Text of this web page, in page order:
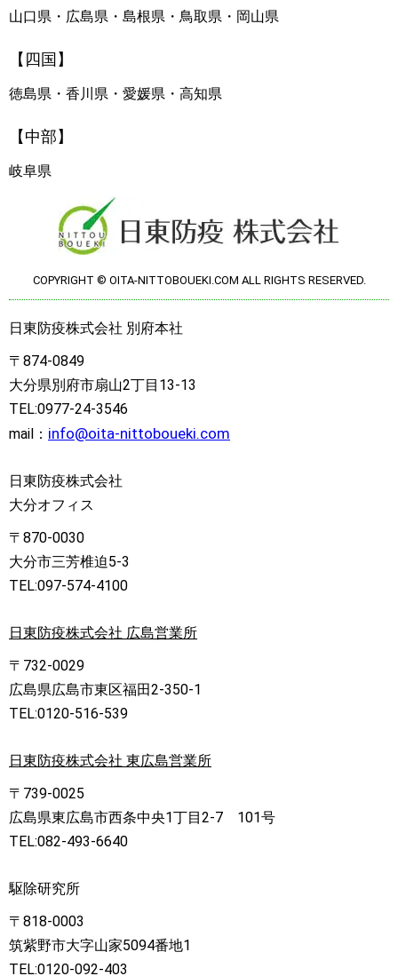
山口県・広島県・島根県・鳥取県・岡山県
【四国】
徳島県・香川県・愛媛県・高知県
【中部】
岐阜県
COPYRIGHT © OITA-NITTOBOUEKI.COM ALL RIGHTS RESERVED.
日東防疫株式会社 別府本社
〒874-0849
大分県別府市扇山2丁目13-13
TEL:0977-24-3546
mail： info@oita-nittoboueki.com
日東防疫株式会社
大分オフィス
〒870-0030
大分市三芳椎迫5-3
TEL:097-574-4100
日東防疫株式会社 広島営業所
〒732-0029
広島県広島市東区福田2-350-1
TEL:0120-516-539
日東防疫株式会社 東広島営業所
〒739-0025
広島県東広島市西条中央1丁目2-7 101号
TEL:082-493-6640
駆除研究所
〒818-0003
筑紫野市大字山家5094番地1
TEL:0120-092-403